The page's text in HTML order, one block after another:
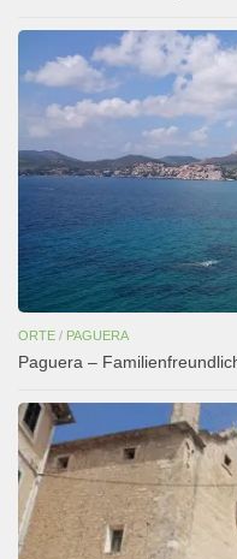
ORTE / PAGUERA
Paguera –